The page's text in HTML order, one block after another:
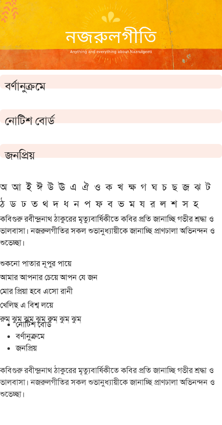
বর্ণানুক্রমে
নোটিশ বোর্ড
জনপ্রিয়
অ আ ই ঈ উ ঊ এ ঐ ও ক খ ক্ষ গ ঘ চ ছ জ ঝ ট
ঠ ড ঢ ত থ দ ধ ন প ফ ব ভ ম য র ল শ স হ
কবিগুরু রবীন্দ্রনাথ ঠাকুরের মৃত্যুবার্ষিকীতে কবির প্রতি জানাচ্ছি গভীর শ্রদ্ধা ও
ভালবাসা। নজরুলগীতির সকল শুভানুধ্যায়ীকে জানাচ্ছি প্রাণঢালা অভিনন্দন ও
শুভেচ্ছা।
শুকনো পাতার নূপুর পায়ে
আমার আপনার চেয়ে আপন যে জন
মোর প্রিয়া হবে এসো রানী
খেলিছ এ বিশ্ব লয়ে
রুম্ ঝুম্ ঝুম্ ঝুম্ রুম্ ঝুম্ ঝুম্
নোটিশ বোর্ড
বর্ণানুক্রমে
জনপ্রিয়
কবিগুরু রবীন্দ্রনাথ ঠাকুরের মৃত্যুবার্ষিকীতে কবির প্রতি জানাচ্ছি গভীর শ্রদ্ধা ও
ভালবাসা। নজরুলগীতির সকল শুভানুধ্যায়ীকে জানাচ্ছি প্রাণঢালা অভিনন্দন ও
শুভেচ্ছা।